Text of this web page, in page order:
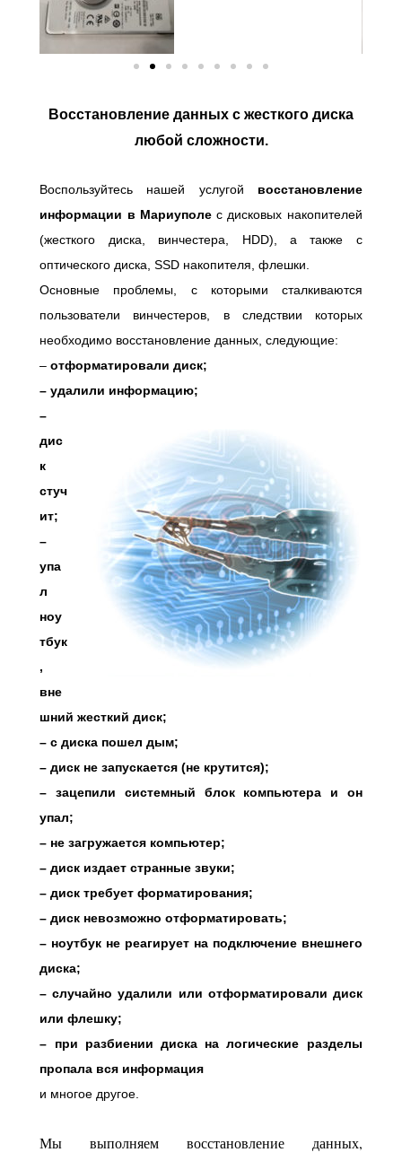
Восстановление данных с жесткого диска
любой сложности.
Воспользуйтесь нашей услугой восстановление
информации в Мариуполес дисковых накопителей
(жесткого диска, винчестера, HDD), а также с
оптического диска, SSD накопителя, флешки.
Основные проблемы, с которыми сталкиваются
пользователи винчестеров, в следствии которых
необходимо восстановление данных, следующие:
– отформатировали диск;
– удалили информацию;
–
дис
к
стуч
ит;
–
упа
л
ноу
тбук
,
вне
шний жесткий диск;
– с диска пошел дым;
– диск не запускается (не крутится);
– зацепили системный блок компьютера и он
упал;
– не загружается компьютер;
– диск издает странные звуки;
– диск требует форматирования;
– диск невозможно отформатировать;
– ноутбук не реагирует на подключение внешнего
диска;
– случайно удалили или отформатировали диск
или флешку;
– при разбиении диска на логические разделы
пропала вся информация
и многое другое.
Мы выполняем восстановление данных,